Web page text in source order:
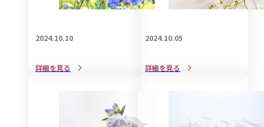
2024.10.10
家族葬で受付は必要か不要
詳細を見る
2024.10.05
孫として参列する場合の香
詳細を見る